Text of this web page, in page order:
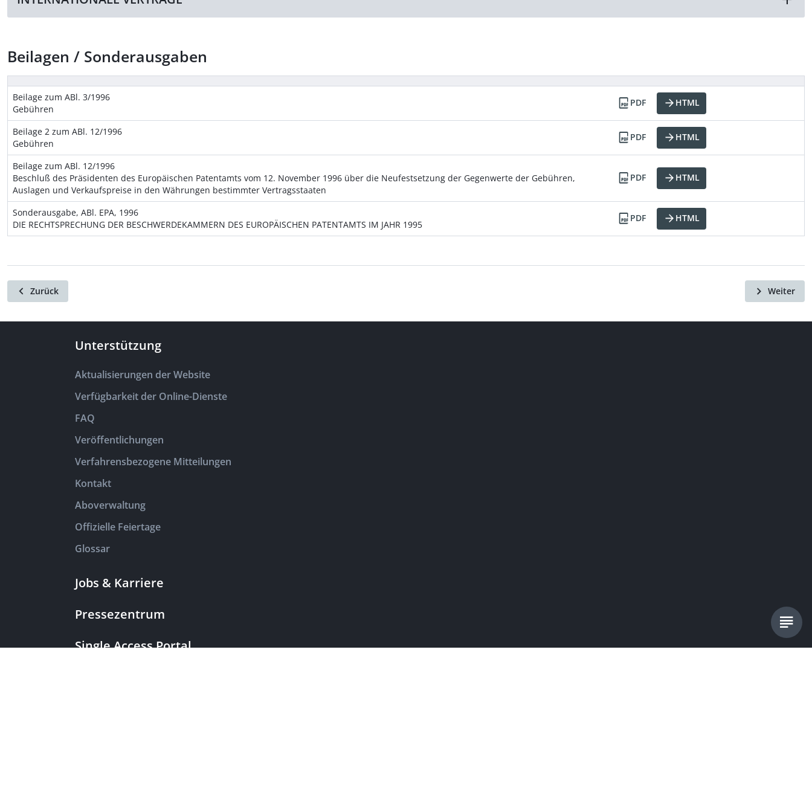
Beilagen / Sonderausgaben
Beilage zum ABl. 3/1996
Gebühren
PDF HTML
Beilage 2 zum ABl. 12/1996
Gebühren
PDF HTML
Beilage zum ABl. 12/1996
Beschluß des Präsidenten des Europäischen Patentamts vom 12. November 1996 über die Neufestsetzung der Gegenwerte der Gebühren,
Auslagen und Verkaufspreise in den Währungen bestimmter Vertragsstaaten
PDF HTML
Sonderausgabe, ABl. EPA, 1996
DIE RECHTSPRECHUNG DER BESCHWERDEKAMMERN DES EUROPÄISCHEN PATENTAMTS IM JAHR 1995
PDF HTML
Zurück Weiter
Unterstützung
Aktualisierungen der Website
Verfügbarkeit der Online-Dienste
FAQ
Veröffentlichungen
Verfahrensbezogene Mitteilungen
Kontakt
Aboverwaltung
Offizielle Feiertage
Glossar
Jobs & Karriere
Pressezentrum
Single Access Portal